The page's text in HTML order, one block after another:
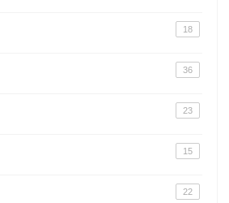
18
36
23
15
22